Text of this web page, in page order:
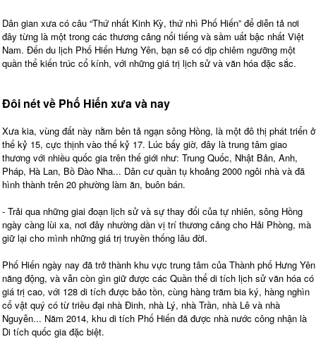
Dân gian xưa có câu “Thứ nhất Kinh Kỳ, thứ nhì Phố Hiến” để diễn tả nơi
đây từng là một trong các thương cảng nổi tiếng và sầm uất bậc nhất Việt
Nam. Đến du lịch Phố Hiến Hưng Yên, bạn sẽ có dịp chiêm ngưỡng một
quần thể kiến trúc cổ kính, với những giá trị lịch sử và văn hóa đặc sắc.
Đôi nét về Phố Hiến xưa và nay
Xưa kia, vùng đất này nằm bên tả ngạn sông Hồng, là một đô thị phát triển ở
thế kỷ 15, cực thịnh vào thế kỷ 17. Lúc bấy giờ, đây là trung tâm giao
thương với nhiều quốc gia trên thế giới như: Trung Quốc, Nhật Bản, Anh,
Pháp, Hà Lan, Bồ Đào Nha... Dân cư quần tụ khoảng 2000 ngôi nhà và đã
hình thành trên 20 phường làm ăn, buôn bán.
- Trải qua những giai đoạn lịch sử và sự thay đổi của tự nhiên, sông Hồng
ngày càng lùi xa, nơi đây nhường dần vị trí thương cảng cho Hải Phòng, mà
giữ lại cho mình những giá trị truyền thống lâu đời.
Phố Hiến ngày nay đã trở thành khu vực trung tâm của Thành phố Hưng Yên
năng động, và vẫn còn gìn giữ được các Quần thể di tích lịch sử văn hóa có
giá trị cao, với 128 di tích được bảo tồn, cùng hàng trăm bia ký, hàng nghìn
cổ vật quý có từ triều đại nhà Đinh, nhà Lý, nhà Trần, nhà Lê và nhà
Nguyễn... Năm 2014, khu di tích Phố Hiến đã được nhà nước công nhận là
Di tích quốc gia đặc biệt.